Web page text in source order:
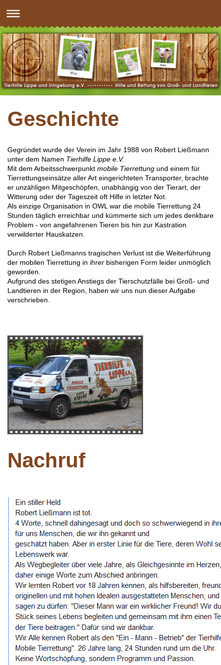
Geschichte
Gegründet wurde der Verein im Jahr 1988 von Robert Ließmann
unter dem Namen Tierhilfe Lippe e.V.
Mit dem Arbeitsschwerpunkt mobile Tierrettung und einem für
Tierrettungseinsätze aller Art eingerichteten Transporter, brachte
er unzähligen Mitgeschöpfen, unabhängig von der Tierart, der
Witterung oder der Tageszeit oft Hilfe in letzter Not.
Als einzige Organisation in OWL war die mobile Tierrettung 24
Stunden täglich erreichbar und kümmerte sich um jedes denkbare
Problem - von angefahrenen Tieren bis hin zur Kastration
verwilderter Hauskatzen.
Durch Robert Ließmanns tragischen Verlust ist die Weiterführung
der mobilen Tierrettung in ihrer bisherigen Form leider unmöglich
geworden.
Aufgrund des stetigen Anstiegs der Tierschutzfälle bei Groß- und
Landtieren in der Region, haben wir uns nun dieser Aufgabe
verschrieben.
Nachruf